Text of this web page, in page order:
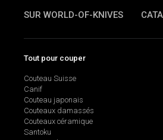
SUR WORLD-OF-KNIVES
Tout pour couper
Couteau Suisse
Canif
Couteau japonais
Couteaux damassés
Couteaux céramique
Santoku